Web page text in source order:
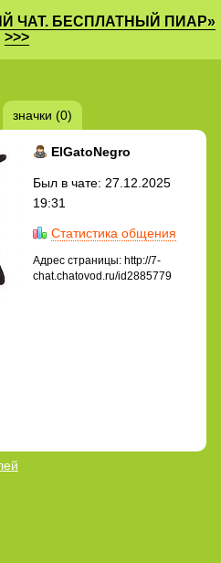
ЧАТ. БЕСПЛАТНЫЙ ПИАР»
>>>
значки (0)
ElGatoNegro
Был в чате: 27.12.2025
19:31
Статистика общения
Адрес страницы: http://7-
chat.chatovod.ru/id2885779